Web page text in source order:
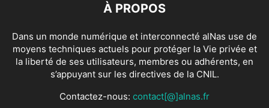
À PROPOS
Dans un monde numérique et interconnecté alNas use de
moyens techniques actuels pour protéger la Vie privée et
la liberté de ses utilisateurs, membres ou adhérents, en
s’appuyant sur les directives de la CNIL.
Contactez-nous: contact[@]alnas.fr